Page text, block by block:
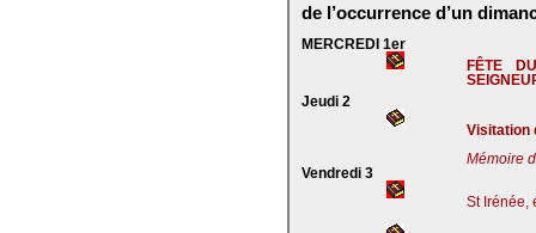
de l’occurrence d’un
MERCREDI 1er
FÊTE
Jeudi 2
Visitation
Mémoire
Vendredi 3
St Irénée,